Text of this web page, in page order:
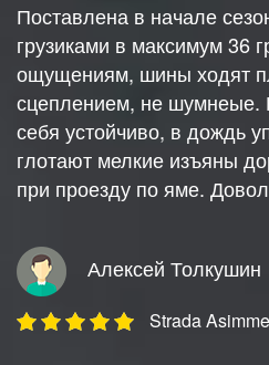
Поставлена в начале
грузиками в максимум 36
ощущениям, шины ходят
сцеплением, не шумнеые.
себя устойчиво, в дождь
глотают мелкие изъяны
при проезду по яме.
Алексей Толкушин
Strada